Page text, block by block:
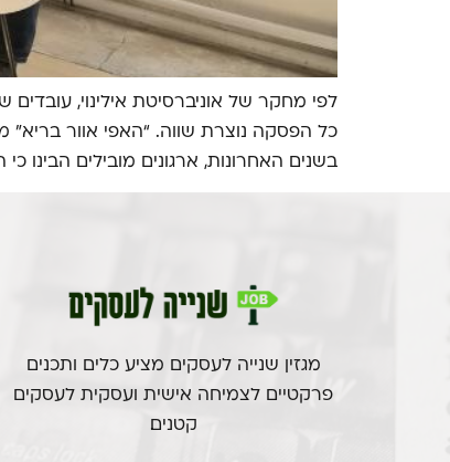
כל הפסקה נוצרת שווה. “האפי אוור בריא”
בשנים האחרונות, ארגונים מובילים הבינו
מגזין שנייה לעסקים מציע כלים ותכנים
פרקטיים לצמיחה אישית ועסקית לעסקים
קטנים.